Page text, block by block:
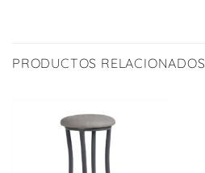
PRODUCTOS RELACIONADOS